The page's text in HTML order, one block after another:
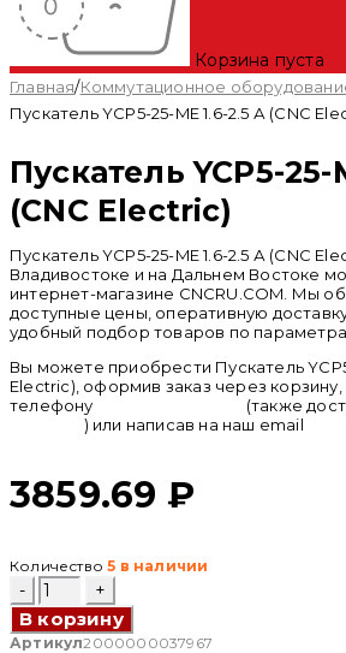
Корзина пуста
Главная/Коммутационное
Пускатель YCP5-25-ME 1.6-2.5 А (CNC
Пускатель YCP5-25-
(CNC Electric)
Пускатель YCP5-25-ME 1.6-2.5 А (CNC
Владивостоке и на Дальнем Востоке
интернет-магазине CNCRU.COM. Мы
доступные цены, оперативную
удобный подбор товаров по
Вы можете приобрести Пускатель
Electric), оформив заказ через
телефону
(также
) или написав на наш email
3859.69 ₽
Количество 5 в наличии
Количество
товара
Пускатель
YCP5-
В корзину
Артикул2000000037967